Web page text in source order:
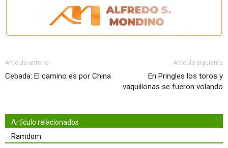
Artículo anterior
Cebada: El camino es por China
Artículo siguiente
En Pringles los toros y
vaquillonas se fueron volando
Artículo relacionados
Ramdom